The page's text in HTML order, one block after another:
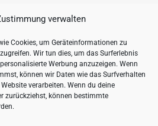
verwalten
Cookies, um Geräteinformationen zu
Wir tun dies, um das Surferlebnis
Werbung anzuzeigen. Wenn
können wir Daten wie das Surfverhalten
verarbeiten. Wenn du deine
zurückziehst, können bestimmte
ANSCHRIFT
GmbH
115
18356 Barth
Germany
09.00 bis 16.00 Uhr